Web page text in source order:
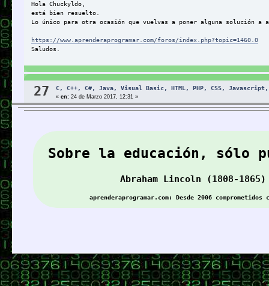
<html>
<head>
<meta charset="utf-8">
</head>
<body>
<?php        $pagina = 'https://www.aprenderaprogramar.com'
Saludos.
Hola Chuckyldo,
está bien resuelto.
Lo único para otra ocasión que vuelvas a poner alguna solución
https://www.aprenderaprogramar.com/foros/index.php?topic=1460.0
Saludos.
27 C, C++, C#, Java, Visual Basic, HTML, PHP, CSS,
«en: 24 de Marzo 2017, 12:31 »
Citar
a) Una función (tipo procedimiento, no hay valor devuelto)
c) Crea código php donde a través de la función
Código:[Seleccionar]
<!DOCTYPE html>
Sobre la educación, sólo
Abraham Lincoln (1808-
aprenderaprogramar.com: Desde 2006